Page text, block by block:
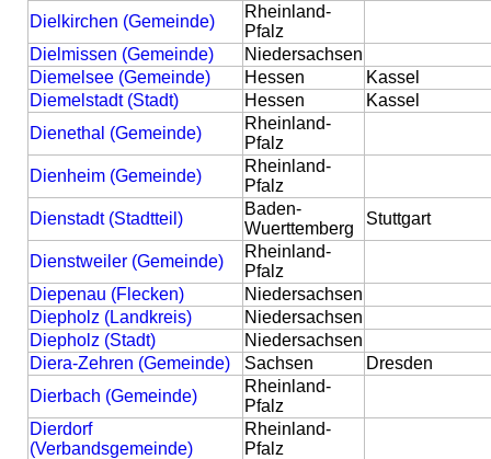
Dielkirchen (Gemeinde)
Rheinland-
Pfalz
Dielmissen (Gemeinde)
Niedersachsen
Diemelsee (Gemeinde)
Hessen
Kassel
Diemelstadt (Stadt)
Hessen
Kassel
Dienethal (Gemeinde)
Rheinland-
Pfalz
Dienheim (Gemeinde)
Rheinland-
Pfalz
Dienstadt (Stadtteil)
Baden-
Wuerttemberg
Stuttgart
Dienstweiler (Gemeinde)
Rheinland-
Pfalz
Diepenau (Flecken)
Niedersachsen
Diepholz (Landkreis)
Niedersachsen
Diepholz (Stadt)
Niedersachsen
Diera-Zehren (Gemeinde)
Sachsen
Dresden
Dierbach (Gemeinde)
Rheinland-
Pfalz
Dierdorf
(Verbandsgemeinde)
Rheinland-
Pfalz